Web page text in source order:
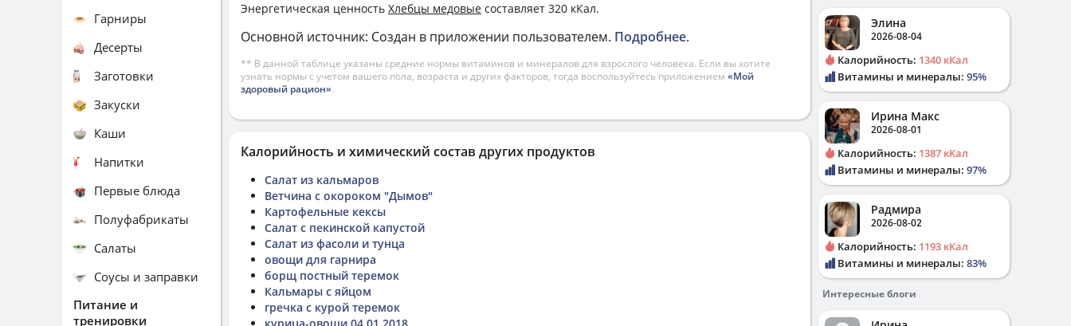
Энергетическая ценность Хлебцы медовые составляет 320 кКал.
Основной источник: Создан в приложении пользователем. Подробнее.
** В данной таблице указаны средние нормы витаминов и минералов для взрослого человека. Если вы хотите
узнать нормы с учетом вашего пола, возраста и других факторов, тогда воспользуйтесь приложением «Мой
здоровый рацион».
Калорийность и химический состав других продуктов
Салат из кальмаров
Ветчина с окороком "Дымов"
Картофельные кексы
Салат с пекинской капустой
Салат из фасоли и тунца
овощи для гарнира
борщ постный теремок
Кальмары с яйцом
гречка с курой теремок
Гарниры
Десерты
Заготовки
Закуски
Каши
Напитки
Первые блюда
Полуфабрикаты
Салаты
Соусы и заправки
Питание и
тренировки
Элина
2026-08-04
Калорийность: 1340 кКал
Витамины и минералы: 95%
Ирина Макс
2026-08-01
Калорийность: 1387 кКал
Витамины и минералы: 97%
Радмира
2026-08-02
Калорийность: 1193 кКал
Витамины и минералы: 83%
Интересные блоги